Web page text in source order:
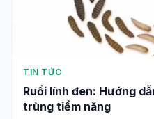
TIN TỨC
Ruồi lính đen: Hướng
trùng tiềm năng